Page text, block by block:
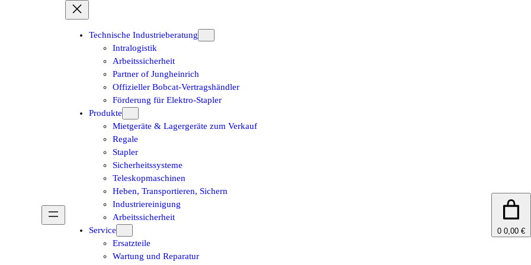
Technische Industrieberatung
Intralogistik
Arbeitssicherheit
Partner of Jungheinrich
Offizieller Bobcat-Vertragshändler
Förderung für Elektro-Stapler
Produkte
Mietgeräte & Lagergeräte zum Verkauf
Regale
Stapler
Sicherheitssysteme
Teleskopmaschinen
Heben, Transportieren, Sichern
Industriereinigung
Arbeitssicherheit
Service
Ersatzteile
Wartung und Reparatur
0 0,00 €